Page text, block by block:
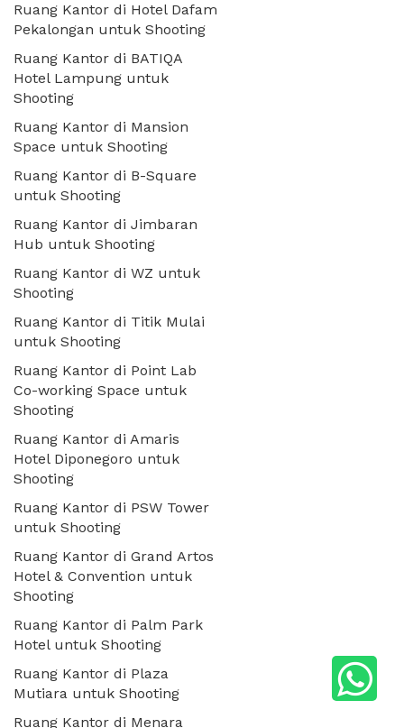
Ruang Kantor di Hotel Dafam
Pekalongan untuk Shooting
Ruang Kantor di BATIQA
Hotel Lampung untuk
Shooting
Ruang Kantor di Mansion
Space untuk Shooting
Ruang Kantor di B-Square
untuk Shooting
Ruang Kantor di Jimbaran
Hub untuk Shooting
Ruang Kantor di WZ untuk
Shooting
Ruang Kantor di Titik Mulai
untuk Shooting
Ruang Kantor di Point Lab
Co-working Space untuk
Shooting
Ruang Kantor di Amaris
Hotel Diponegoro untuk
Shooting
Ruang Kantor di PSW Tower
untuk Shooting
Ruang Kantor di Grand Artos
Hotel & Convention untuk
Shooting
Ruang Kantor di Palm Park
Hotel untuk Shooting
Ruang Kantor di Plaza
Mutiara untuk Shooting
Ruang Kantor di Menara